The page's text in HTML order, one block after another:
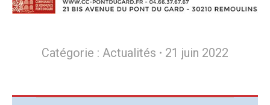
Catégorie : Actualités 21 juin 2022